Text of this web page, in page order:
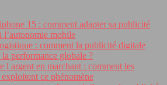
15 : comment adapter sa publicité
l’autonomie mobile
: comment la publicité digitale
la performance globale ?
l argent en marchant : comment les
exploitent ce phénomène